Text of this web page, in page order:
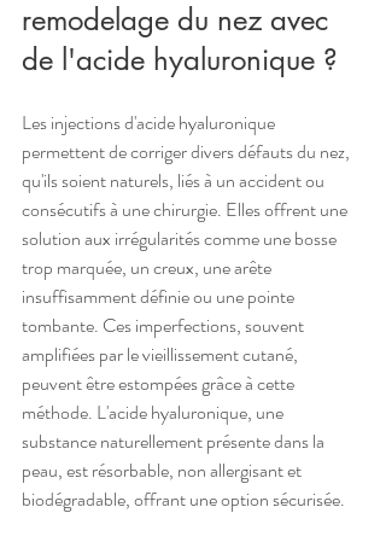
remodelage du nez avec
de l'acide hyaluronique ?
Les injections d'acide hyaluronique
permettent de corriger divers défauts du nez,
qu'ils soient naturels, liés à un accident ou
consécutifs à une chirurgie. Elles offrent une
solution aux irrégularités comme une bosse
trop marquée, un creux, une arête
insuffisamment définie ou une pointe
tombante. Ces imperfections, souvent
amplifiées par le vieillissement cutané,
peuvent être estompées grâce à cette
méthode. L'acide hyaluronique, une
substance naturellement présente dans la
peau, est résorbable, non allergisant et
biodégradable, offrant une option sécurisée.